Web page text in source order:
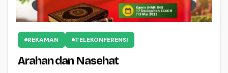
REKAMAN TELEKONFERENSI
Arahan dan Nasehat